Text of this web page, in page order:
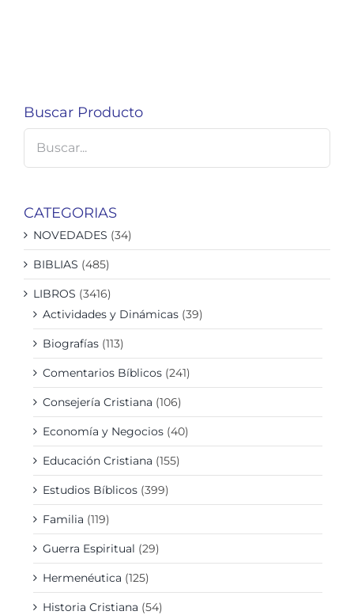
Buscar Producto
CATEGORIAS
NOVEDADES (34)
BIBLIAS (485)
LIBROS (3416)
Actividades y Dinámicas (39)
Biografías (113)
Comentarios Bíblicos (241)
Consejería Cristiana (106)
Economía y Negocios (40)
Educación Cristiana (155)
Estudios Bíblicos (399)
Familia (119)
Guerra Espiritual (29)
Hermenéutica (125)
Historia Cristiana (54)